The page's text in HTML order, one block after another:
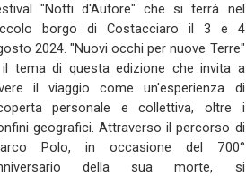
"Notti d'Autore" che si terrà nel
borgo di Costacciaro il 3 e 4
2024. "Nuovi occhi per nuove Terre"
tema di questa edizione che invita a
il viaggio come un'esperienza di
personale e collettiva, oltre i
geografici. Attraverso il percorso di
Polo, in occasione del 700°
della sua morte, si